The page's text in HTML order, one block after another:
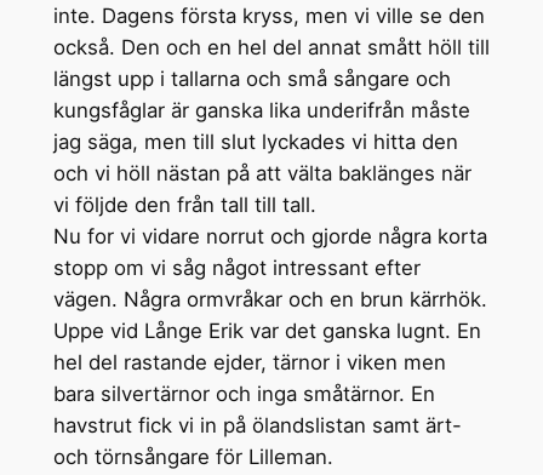
inte. Dagens första kryss, men vi ville se den
också. Den och en hel del annat smått höll till
längst upp i tallarna och små sångare och
kungsfåglar är ganska lika underifrån måste
jag säga, men till slut lyckades vi hitta den
och vi höll nästan på att välta baklänges när
vi följde den från tall till tall.
Nu for vi vidare norrut och gjorde några korta
stopp om vi såg något intressant efter
vägen. Några ormvråkar och en brun kärrhök.
Uppe vid Långe Erik var det ganska lugnt. En
hel del rastande ejder, tärnor i viken men
bara silvertärnor och inga småtärnor. En
havstrut fick vi in på ölandslistan samt ärt-
och törnsångare för Lilleman.